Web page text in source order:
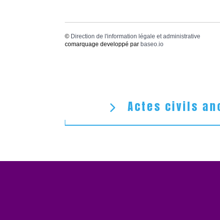
© Direction de l'information légale et administrative
comarquage developpé par baseo.io
Actes civils